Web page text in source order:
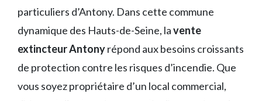
particuliers d’Antony. Dans cette commune
dynamique des Hauts-de-Seine, lavente
extincteur Antonyrépond aux besoins croissants
de protection contre les risques d’incendie. Que
vous soyez propriétaire d’un local commercial,